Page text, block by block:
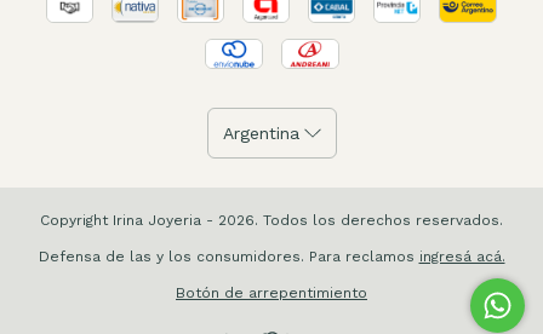
Copyright Irina Joyeria - 2026. Todos los derechos reservados.
Defensa de las y los consumidores. Para reclamos ingresá acá.
Botón de arrepentimiento